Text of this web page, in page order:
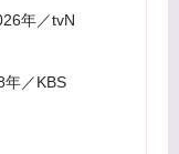
年／tvN
年／KBS